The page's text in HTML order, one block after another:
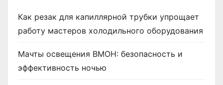
Как резак для капиллярной трубки упрощает
работу мастеров холодильного оборудования
Мачты освещения ВМОН: безопасность и
эффективность ночью